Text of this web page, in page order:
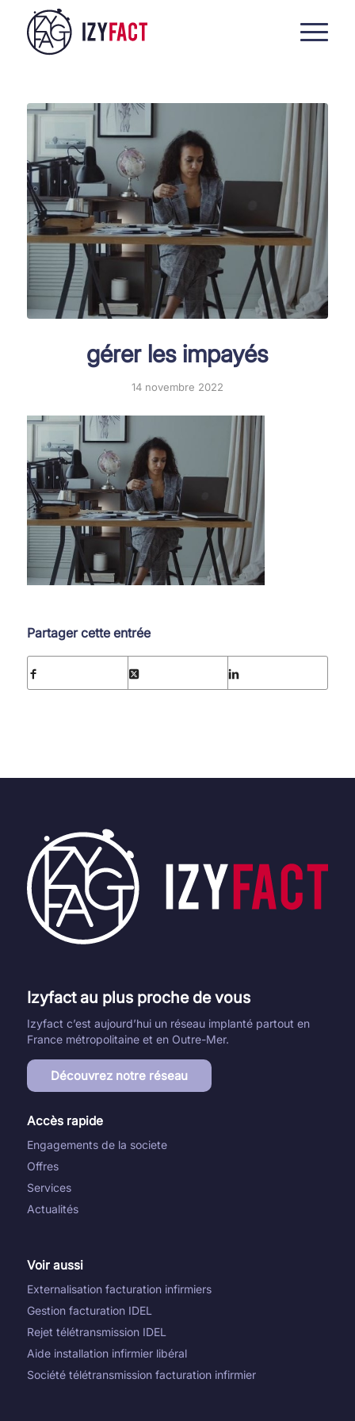
gérer les impayés
14 novembre 2022
Partager cette entrée
Izyfact au plus proche de vous
Izyfact c’est aujourd’hui un réseau implanté partout en
France métropolitaine et en Outre-Mer.
Découvrez notre réseau
Accès rapide
Engagements de la societe
Offres
Services
Actualités
Voir aussi
Externalisation facturation infirmiers
Gestion facturation IDEL
Rejet télétransmission IDEL
Aide installation infirmier libéral
Société télétransmission facturation infirmier